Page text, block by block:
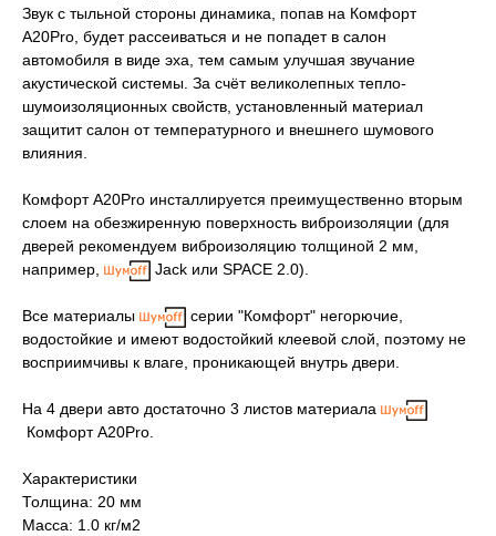
Звук с тыльной стороны динамика, попав на Комфорт
А20Pro, будет рассеиваться и не попадет в салон
автомобиля в виде эха, тем самым улучшая звучание
акустической системы. За счёт великолепных тепло-
шумоизоляционных свойств, установленный материал
защитит салон от температурного и внешнего шумового
влияния.
Комфорт А20Pro инсталлируется преимущественно вторым
слоем на обезжиренную поверхность виброизоляции (для
дверей рекомендуем виброизоляцию толщиной 2 мм,
например,
Jack или SPACE 2.0).
Все материалы
серии "Комфорт" негорючие,
водостойкие и имеют водостойкий клеевой слой, поэтому не
восприимчивы к влаге, проникающей внутрь двери.
На 4 двери авто достаточно 3 листов материала
Комфорт А20Pro.
Характеристики
Толщина: 20 мм
Масса: 1.0 кг/м2